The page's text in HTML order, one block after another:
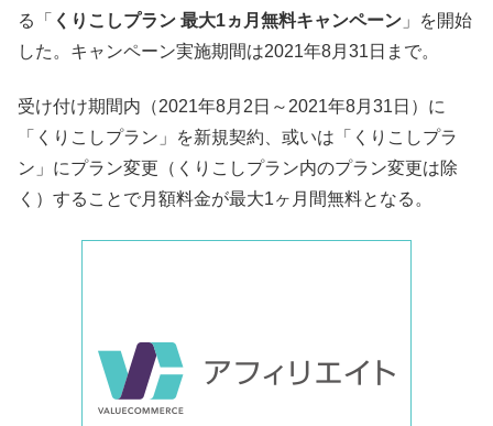
る「 くりこしプラン 最大1ヵ月無料キャンペーン 」を開始
した。キャンペーン実施期間は2021年8月31日まで。
受け付け期間内（2021年8月2日～2021年8月31日）に
「くりこしプラン」を新規契約、或いは「くりこしプラ
ン」にプラン変更（くりこしプラン内のプラン変更は除
く）することで月額料金が最大1ヶ月間無料となる。